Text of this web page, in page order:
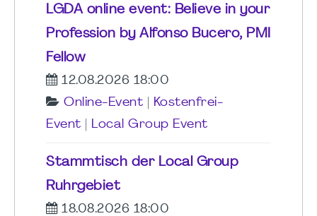
LGDA online event: Believe in your
Profession by Alfonso Bucero, PMI
Fellow
12.08.2026 18:00
Online-Event
Kostenfrei-
Event
Local Group Event
Stammtisch der Local Group
Ruhrgebiet
18.08.2026 18:00